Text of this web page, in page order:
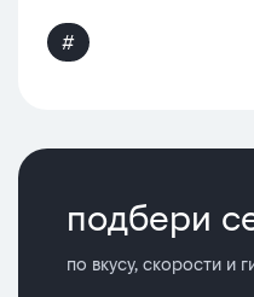
#
подбери
по вкусу, скорости и